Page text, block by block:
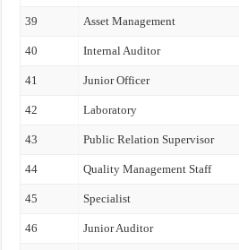
39 Asset Management
40 Internal Auditor
41 Junior Officer
42 Laboratory
43 Public Relation Supervisor
44 Quality Management Staff
45 Specialist
46 Junior Auditor